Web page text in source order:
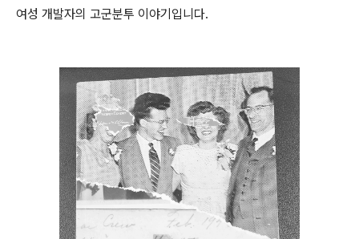
여성 개발자의 고군분투 이야기입니다.